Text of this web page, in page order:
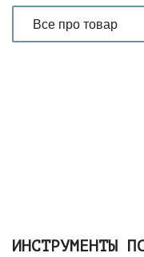
Все про товар
ИНСТРУМЕНТЫ